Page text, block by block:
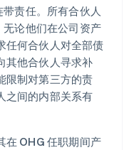
责任。所有合伙人
论他们在公司资产
任何合伙人对全部债
其他合伙人寻求补
限制对第三方的责
之间的内部关系有
在 OHG 任职期间产